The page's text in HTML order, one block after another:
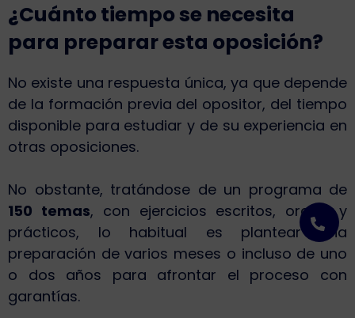
¿Cuánto tiempo se necesita
para preparar esta oposición?
No existe una respuesta única, ya que depende
de la formación previa del opositor, del tiempo
disponible para estudiar y de su experiencia en
otras oposiciones.
No obstante, tratándose de un programa de
150 temas, con ejercicios escritos, orales y
prácticos, lo habitual es plantear una
preparación de varios meses o incluso de uno
o dos años para afrontar el proceso con
garantías.